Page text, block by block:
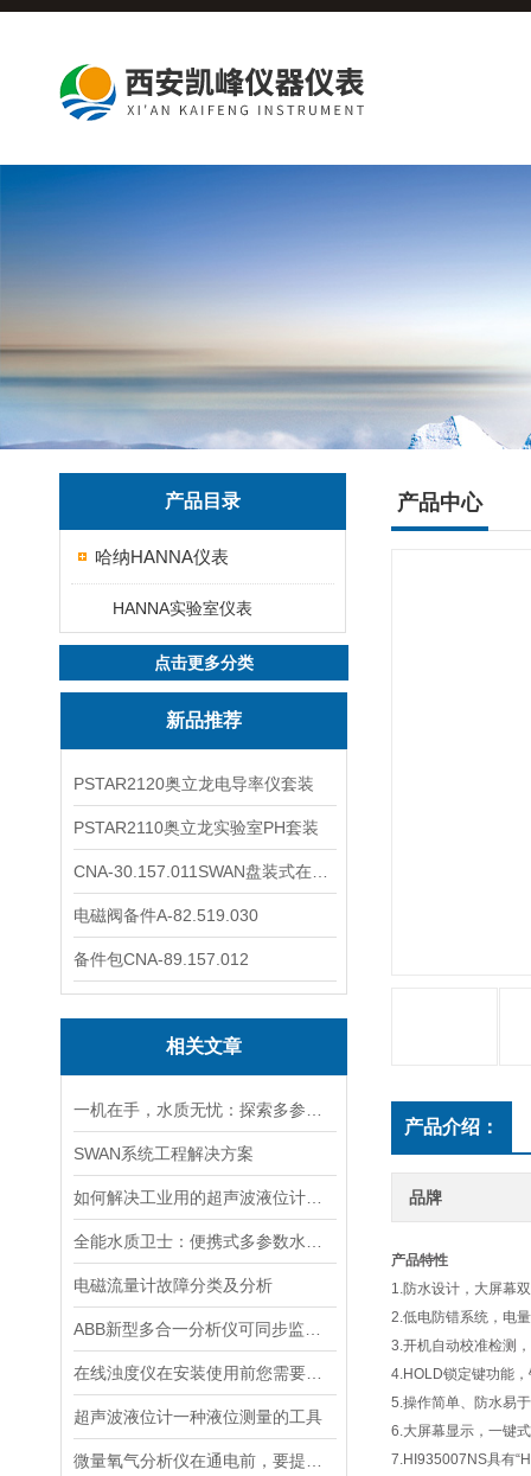
产品目录
哈纳HANNA仪表
HANNA实验室仪表
点击更多分类
新品推荐
PSTAR2120奥立龙电导率仪套装
PSTAR2110奥立龙实验室PH套装
电磁阀备件A-82.519.030
备件包CNA-89.157.012
相关文章
SWAN系统工程解决方案
电磁流量计故障分类及分析
超声波液位计一种液位测量的工具
产品中心
产品介绍：
品牌
产品特性
1.防水设计，大屏幕
2.低电防错系统，电
3.开机自动校准检测
4.HOLD锁定键功能
5.操作简单、防水易
6.大屏幕显示，一键
7.HI935007NS具有